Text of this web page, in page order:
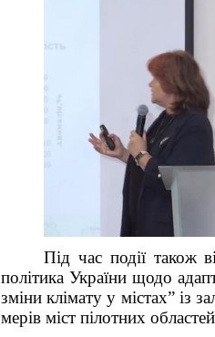
Під час події також
політика України щодо
зміни клімату у містах” із
мерів міст пілотних